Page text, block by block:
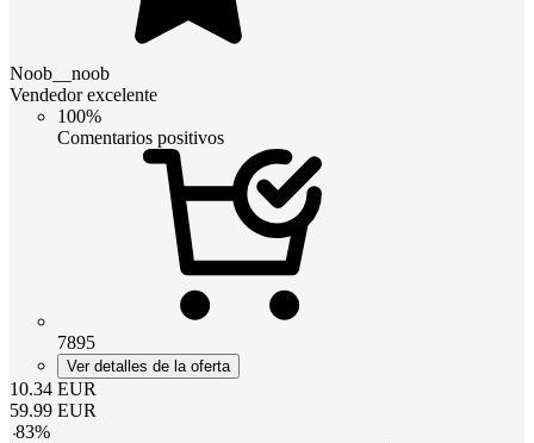
Noob__noob
Vendedor excelente
100%
Comentarios positivos
7895
Ver detalles de la oferta
10.34 EUR
59.99 EUR
-83%